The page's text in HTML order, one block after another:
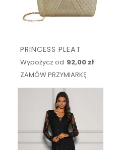
PRINCESS PLEAT
Wypożycz od 92,00 zł
ZAMÓW PRZYMIARKĘ